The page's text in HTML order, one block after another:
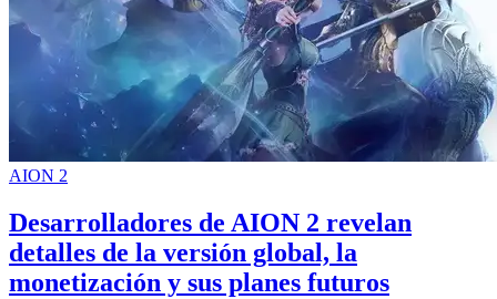
AION 2
Desarrolladores de AION 2 revelan
detalles de la versión global, la
monetización y sus planes futuros